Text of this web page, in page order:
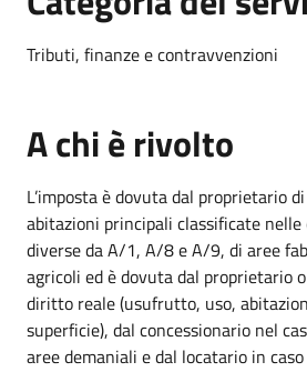
Tributi, finanze e contravvenzioni
A chi è rivolto
L’imposta è dovuta dal proprietario
abitazioni principali classificate
diverse da A/1, A/8 e A/9, di aree
agricoli ed è dovuta dal proprietario
diritto reale (usufrutto, uso,
superficie), dal concessionario nel
aree demaniali e dal locatario in